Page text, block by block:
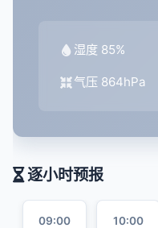
湿度 85%
气压 864hPa
逐小时预报
09:00 10:00